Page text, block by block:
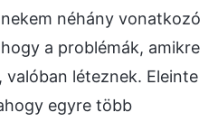
néhány vonatkozó
a problémák, amikre
léteznek. Eleinte
egyre több